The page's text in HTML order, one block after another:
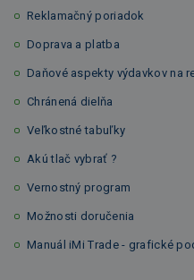
Reklamačný poriadok
Doprava a platba
Daňové aspekty výdavkov na
Chránená dielňa
Veľkostné tabuľky
Akú tlač vybrať ?
Vernostný program
Možnosti doručenia
Manuál iMi Trade - grafické